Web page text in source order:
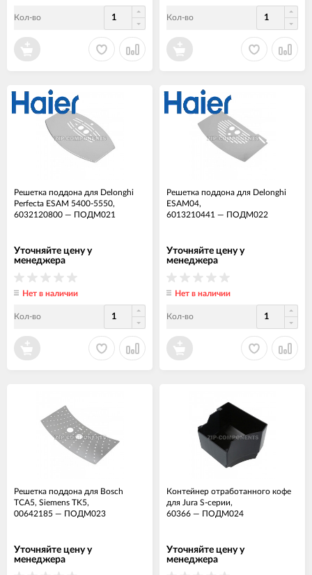
Кол-во Кол-во
Решетка поддона для Delonghi
Perfecta ESAM 5400-5550,
6032120800 — ПОДМ021
Уточняйте цену у
менеджера
Нет в наличии
Кол-во
Решетка поддона для Delonghi
ESAM04,
6013210441 — ПОДМ022
Уточняйте цену у
менеджера
Нет в наличии
Кол-во
Решетка поддона для Bosch
TCA5, Siemens TK5,
00642185 — ПОДМ023
Уточняйте цену у
менеджера
Контейнер отработанного кофе
для Jura S-серии,
60366 — ПОДМ024
Уточняйте цену у
менеджера